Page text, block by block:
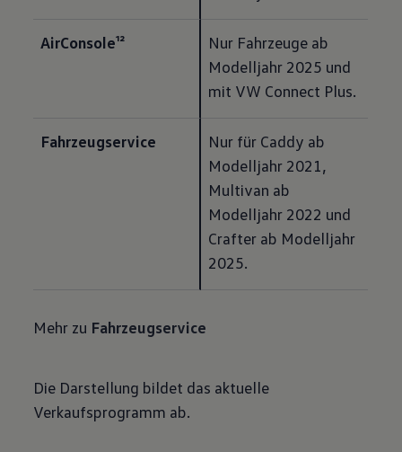
AirConsole¹²
Nur Fahrzeuge ab
Modelljahr 2025 und
mit VW Connect Plus.
Fahrzeugservice
Nur für Caddy ab
Modelljahr 2021,
Multivan ab
Modelljahr 2022 und
Crafter ab Modelljahr
2025.
Mehr zu Fahrzeugservice
Die Darstellung bildet das aktuelle
Verkaufsprogramm ab.